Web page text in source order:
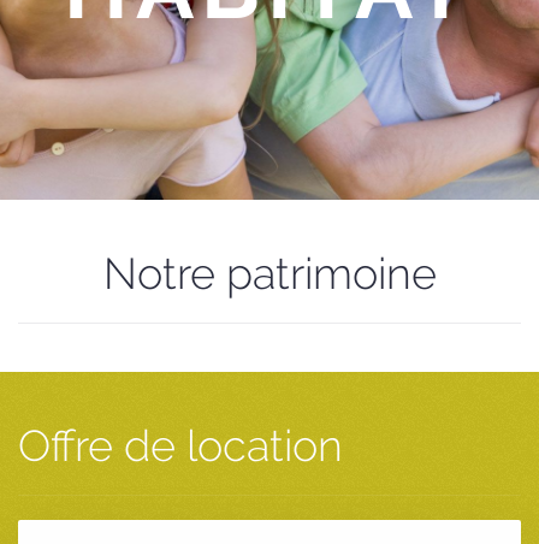
Notre patrimoine
Offre de location